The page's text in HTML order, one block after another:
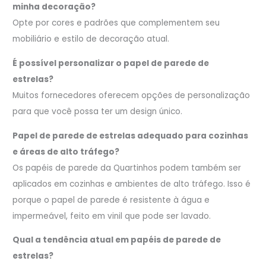
minha decoração?
Opte por cores e padrões que complementem seu
mobiliário e estilo de decoração atual.
É possível personalizar o papel de parede de
estrelas?
Muitos fornecedores oferecem opções de personalização
para que você possa ter um design único.
Papel de parede de estrelas adequado para cozinhas
e áreas de alto tráfego?
Os papéis de parede da Quartinhos podem também ser
aplicados em cozinhas e ambientes de alto tráfego. Isso é
porque o papel de parede é resistente à água e
impermeável, feito em vinil que pode ser lavado.
Qual a tendência atual em papéis de parede de
estrelas?